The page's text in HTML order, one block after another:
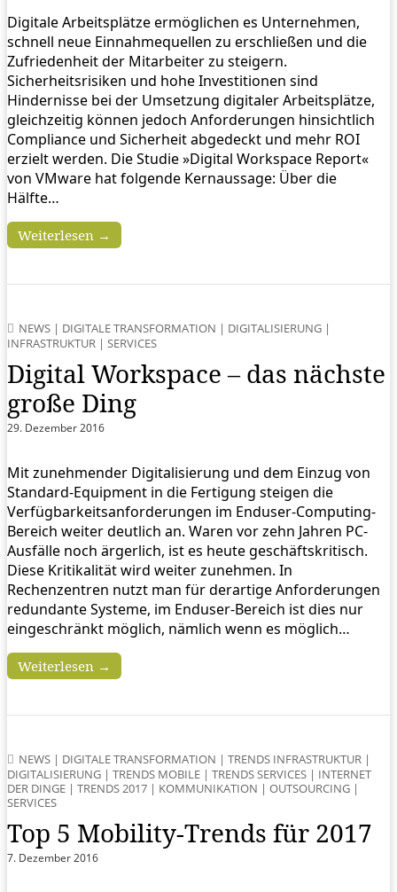
Digitale Arbeitsplätze ermöglichen es Unternehmen,
schnell neue Einnahmequellen zu erschließen und die
Zufriedenheit der Mitarbeiter zu steigern.
Sicherheitsrisiken und hohe Investitionen sind
Hindernisse bei der Umsetzung digitaler Arbeitsplätze,
gleichzeitig können jedoch Anforderungen hinsichtlich
Compliance und Sicherheit abgedeckt und mehr ROI
erzielt werden. Die Studie »Digital Workspace Report«
von VMware hat folgende Kernaussage: Über die
Hälfte…
Weiterlesen →
NEWS | DIGITALE TRANSFORMATION | DIGITALISIERUNG |
INFRASTRUKTUR | SERVICES
Digital Workspace – das nächste
große Ding
29. Dezember 2016
Mit zunehmender Digitalisierung und dem Einzug von
Standard-Equipment in die Fertigung steigen die
Verfügbarkeitsanforderungen im Enduser-Computing-
Bereich weiter deutlich an. Waren vor zehn Jahren PC-
Ausfälle noch ärgerlich, ist es heute geschäftskritisch.
Diese Kritikalität wird weiter zunehmen. In
Rechenzentren nutzt man für derartige Anforderungen
redundante Systeme, im Enduser-Bereich ist dies nur
eingeschränkt möglich, nämlich wenn es möglich…
Weiterlesen →
NEWS | DIGITALE TRANSFORMATION | TRENDS INFRASTRUKTUR |
DIGITALISIERUNG | TRENDS MOBILE | TRENDS SERVICES | INTERNET
DER DINGE | TRENDS 2017 | KOMMUNIKATION | OUTSOURCING |
SERVICES
Top 5 Mobility-Trends für 2017
7. Dezember 2016